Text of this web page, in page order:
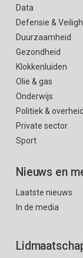
Data
Defensie &
Duurzaamheid
Gezondheid
Klokkenluiden
Olie & gas
Onderwijs
Politiek & overheid
Private sector
Sport
Nieuws en
Laatste nieuws
In de media